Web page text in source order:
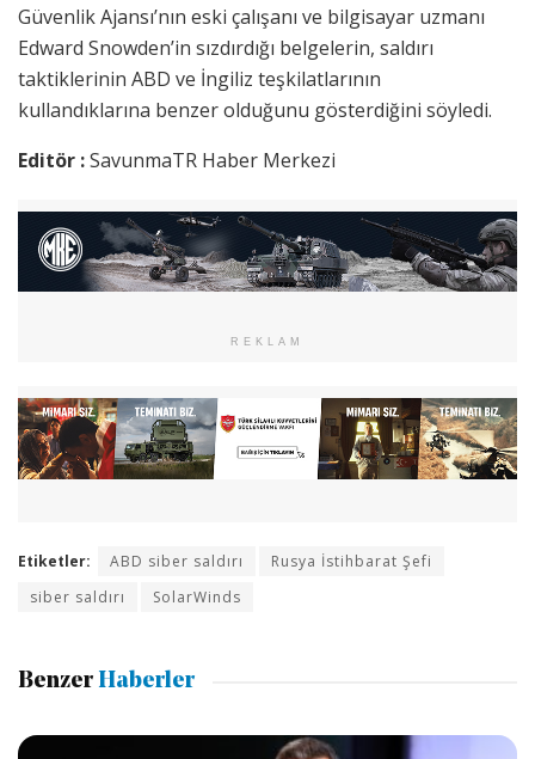
Güvenlik Ajansı’nın eski çalışanı ve bilgisayar uzmanı
Edward Snowden’in sızdırdığı belgelerin, saldırı
taktiklerinin ABD ve İngiliz teşkilatlarının
kullandıklarına benzer olduğunu gösterdiğini söyledi.
Editör :SavunmaTR Haber Merkezi
REKLAM
Etiketler: ABD siber saldırı
Rusya İstihbarat Şefi
siber saldırı
SolarWinds
Benzer Haberler